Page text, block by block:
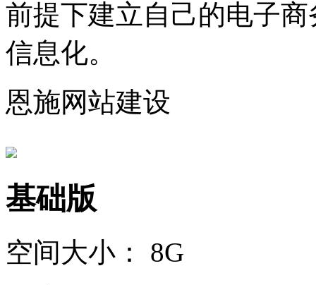
前提下建立自己的电子
信息化。
恩施网站建设
基础版
空间大小：
8G